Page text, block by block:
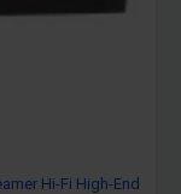
Hi-Fi High-End